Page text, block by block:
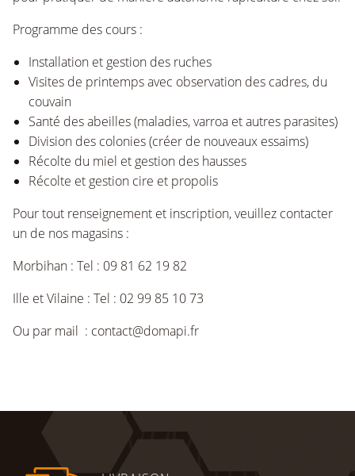
Programme des cours :
Installation et gestion des ruches
Visites de printemps avec observation des cadres, du
couvain
Santé des abeilles (maladies, varroa et autres parasites)
Division des colonies (créer de nouveaux essaims)
Récolte du miel et gestion des hausses
Récolte et gestion cire et propolis
Pour tout renseignement et inscription, veuillez contacter
un de nos magasins :
Morbihan : Tel : 09 81 62 19 82
Ille et Vilaine : Tel : 02 99 85 10 73
Ou par mail : contact@domapi.fr